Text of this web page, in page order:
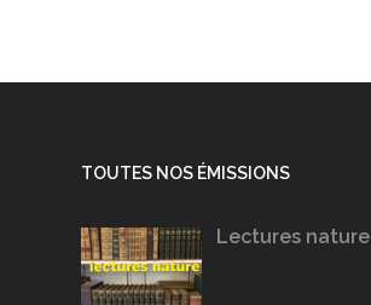
TOUTES NOS ÉMISSIONS
Lectures nature